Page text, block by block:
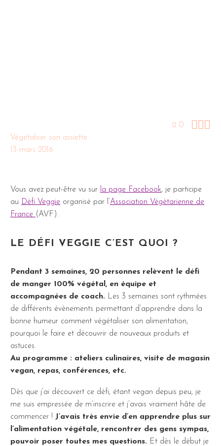
0 
Végétaliser son assiette
13 mars 2016
Vous avez peut-être vu sur la page Facebook, je participe
au Défi Veggie organisé par l’ Association Végétarienne de
France (AVF).
LE DÉFI VEGGIE C’EST QUOI ?
Pendant 3 semaines, 20 personnes relèvent le défi
de manger 100% végétal, en équipe et
accompagnées de coach. Les 3 semaines sont rythmées
de différents évènements permettant d’apprendre dans la
bonne humeur comment végétaliser son alimentation,
pourquoi le faire et découvrir de nouveaux produits et
astuces.
Au programme : ateliers culinaires, visite de magasin
vegan, repas, conférences, etc.
Dès que j’ai découvert ce défi, étant vegan depuis peu, je
me suis empressée de m’inscrire et j’avais vraiment hâte de
commencer ! J’avais très envie d’en apprendre plus sur
l’alimentation végétale, rencontrer des gens sympas,
pouvoir poser toutes mes questions. Et dès le début je